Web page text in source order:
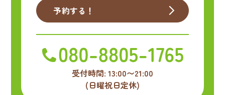
予約する！
受付時間: 13:00〜21:00
(日曜祝日定休)